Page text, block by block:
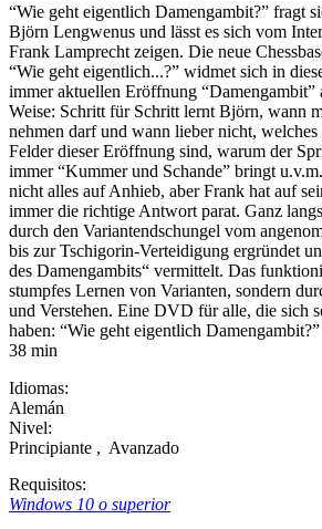
“Wie geht eigentlich Damengambit?” fragt
Björn Lengwenus und lässt es sich vom
Frank Lamprecht zeigen. Die neue
“Wie geht eigentlich...?” widmet sich in
immer aktuellen Eröffnung “Damengambit”
Weise: Schritt für Schritt lernt Björn, wann
nehmen darf und wann lieber nicht, welches
Felder dieser Eröffnung sind, warum der
immer “Kummer und Schande” bringt
nicht alles auf Anhieb, aber Frank hat auf
immer die richtige Antwort parat. Ganz
durch den Variantendschungel vom
bis zur Tschigorin-Verteidigung ergründet
des Damengambits“ vermittelt. Das
stumpfes Lernen von Varianten, sondern
und Verstehen. Eine DVD für alle, die sich
haben: “Wie geht eigentlich
38 min
Idiomas:
Alemán
Nivel:
Principiante , Avanzado
Requisitos:
Windows 10 o superior